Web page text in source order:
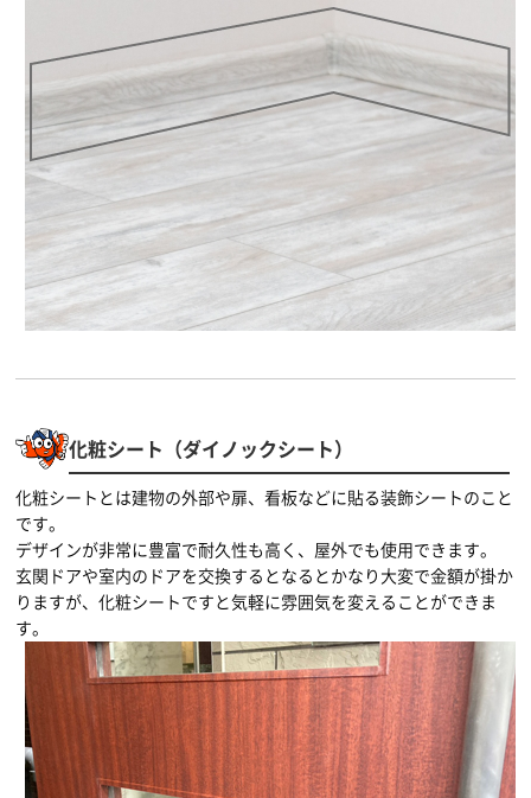
化粧シート（ダイノックシート）
化粧シートとは建物の外部や扉、看板などに貼る装飾シートのこと
です。
デザインが非常に豊富で耐久性も高く、屋外でも使用できます。
玄関ドアや室内のドアを交換するとなるとかなり大変で金額が掛か
りますが、化粧シートですと気軽に雰囲気を変えることができま
す。